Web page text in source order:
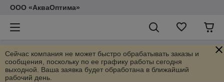
ООО «АкваОптима»
Сейчас компания не может быстро обрабатывать заказы и
сообщения, поскольку по ее графику работы сегодня
выходной. Ваша заявка будет обработана в ближайший
рабочий день.